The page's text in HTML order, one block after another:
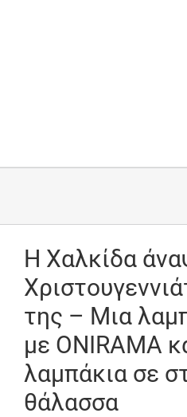
Η Χαλκίδα
της – Μια
με ONIRAMA
λαμπάκια σε
θάλασσα